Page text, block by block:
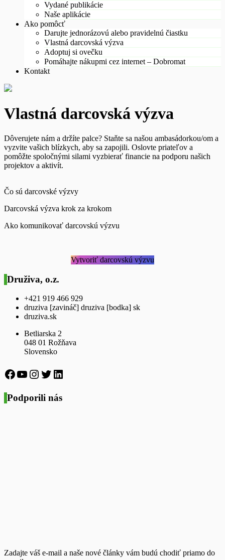
Vydané publikácie
Naše aplikácie
Ako pomôcť
Darujte jednorázovú alebo pravidelnú čiastku
Vlastná darcovská výzva
Adoptuj si ovečku
Pomáhajte nákupmi cez internet – Dobromat
Kontakt
Vlastná darcovská výzva
Dôverujete nám a držíte palce? Staňte sa našou ambasádorkou/om a
vyzvite vašich blízkych, aby sa zapojili. Oslovte priateľov a
pomôžte spoločnými silami vyzbierať financie na podporu našich
projektov a aktivít.
Čo sú darcovské výzvy
Darcovská výzva krok za krokom
Ako komunikovať darcovskú výzvu
Vytvoriť darcovskú výzvu
Druživa, o.z.
+421 919 466 929
druziva [zavináč] druziva [bodka] sk
druziva.sk
Betliarska 2
048 01 Rožňava
Slovensko
https://www.facebook.com/druziva
https://www.youtube.com/channel/
https://www.instagram.com/druziva_oz/
https://twitter.com/druziva
LinkedIn
Podporili nás
Zadajte váš e-mail a naše nové články vám budú chodiť priamo do